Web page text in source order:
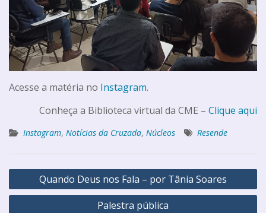
Acesse a matéria no Instagram.
Conheça a Biblioteca virtual da CME – Clique aqui
Instagram, Notícias da Cruzada, Núcleos Resende
Quando Deus nos Fala – por Tânia Soares
Palestra pública